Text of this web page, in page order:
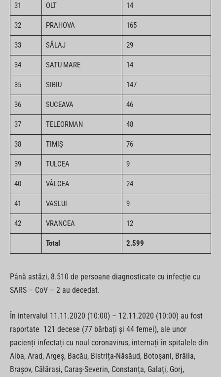
31 OLT 14
32 PRAHOVA 165
33 SĂLAJ 29
34 SATU MARE 14
35 SIBIU 147
36 SUCEAVA 46
37 TELEORMAN 48
38 TIMIŞ 76
39 TULCEA 9
40 VÂLCEA 24
41 VASLUI 9
42 VRANCEA 12
Total 2.599
Până astăzi, 8.510 de persoane diagnosticate cu infecție cu
SARS – CoV – 2 au decedat.
În intervalul 11.11.2020 (10:00) – 12.11.2020 (10:00) au fost
raportate 121 decese (77 bărbați și 44 femei), ale unor
pacienți infectați cu noul coronavirus, internați în spitalele din
Alba, Arad, Argeș, Bacău, Bistrița-Năsăud, Botoșani, Brăila,
Brașov, Călărași, Caraș-Severin, Constanța, Galați, Gorj,